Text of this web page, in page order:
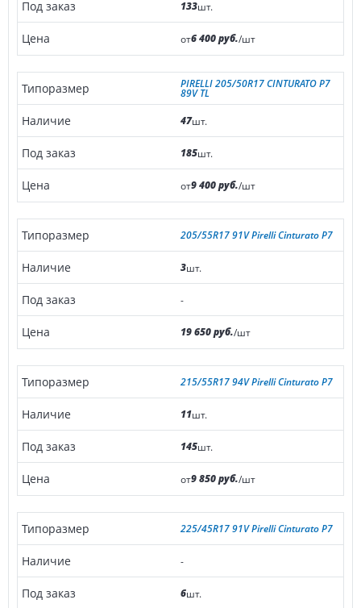
133шт.
от6 400 руб./шт
PIRELLI 205/50R17 CINTURATO P7
89V TL
47шт.
185шт.
от9 400 руб./шт
205/55R17 91V Pirelli Cinturato P7
3шт.
-
19 650 руб./шт
215/55R17 94V Pirelli Cinturato P7
11шт.
145шт.
от9 850 руб./шт
225/45R17 91V Pirelli Cinturato P7
-
6шт.